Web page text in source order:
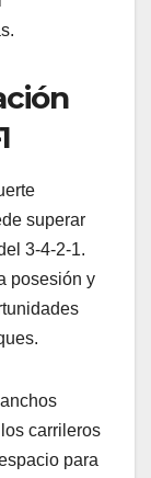
superar
3-4-2-1.
posesión y
carrileros
para